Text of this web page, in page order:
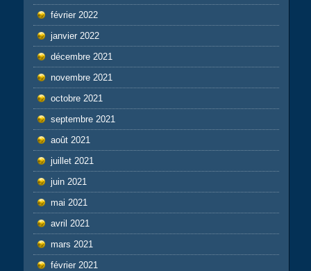
février 2022
janvier 2022
décembre 2021
novembre 2021
octobre 2021
septembre 2021
août 2021
juillet 2021
juin 2021
mai 2021
avril 2021
mars 2021
février 2021